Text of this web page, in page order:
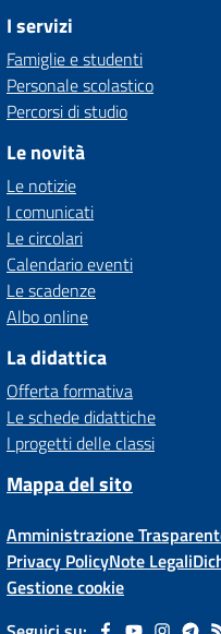
I servizi
Famiglie e studenti
Personale scolastico
Percorsi di studio
Le novità
Le notizie
I comunicati
Le circolari
Calendario eventi
Le scadenze
Albo online
La didattica
Offerta formativa
Le schede didattiche
I progetti delle classi
Mappa del sito
Amministrazione
Privacy PolicyNote Legali
Gestione cookie